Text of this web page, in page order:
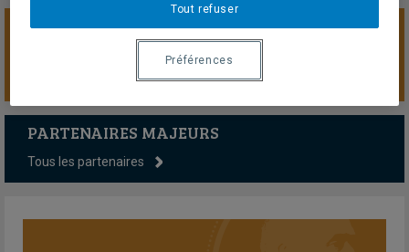
SOUTENIR LA CHAIRE
PARTENAIRES MAJEURS
Tous les partenaires
Tout refuser
Préférences